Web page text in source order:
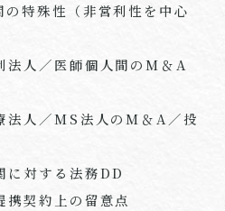
特殊性（非営利性を中心
法人／医師個人間のM＆A
法人／MS法人のM ＆A／投
に対する法務DD
携契約上の留意点